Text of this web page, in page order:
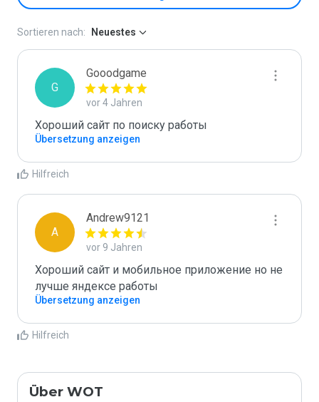
Sortieren nach: Neuestes
G
Gooodgame
vor 4 Jahren
Хороший сайт по поиску работы
Übersetzung anzeigen
Hilfreich
A
Andrew9121
vor 9 Jahren
Хороший сайт и мобильное приложение но не
лучше яндексе работы
Übersetzung anzeigen
Hilfreich
Über WOT